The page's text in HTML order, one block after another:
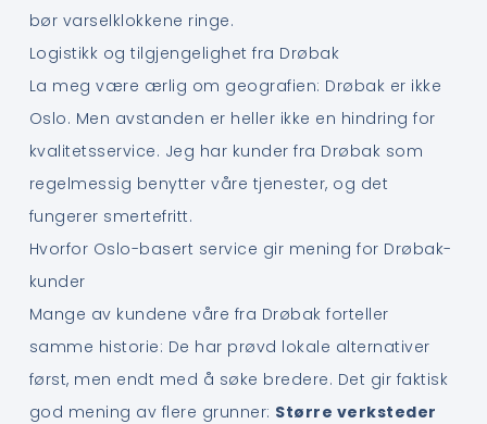
bør varselklokkene ringe.
Logistikk og tilgjengelighet fra Drøbak
La meg være ærlig om geografien: Drøbak er ikke
Oslo. Men avstanden er heller ikke en hindring for
kvalitetsservice. Jeg har kunder fra Drøbak som
regelmessig benytter våre tjenester, og det
fungerer smertefritt.
Hvorfor Oslo-basert service gir mening for Drøbak-
kunder
Mange av kundene våre fra Drøbak forteller
samme historie: De har prøvd lokale alternativer
først, men endt med å søke bredere. Det gir faktisk
god mening av flere grunner: Større verksteder